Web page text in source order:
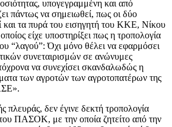
υπογεγραμμένη και από
πάντως να σημειωθεί, πως οι δύο
και τα πυρά του εισηγητή του ΚΚΕ, Νίκου
είχε υποστηρίξει πως η τροπολογία
“λαγού”: Όχι μόνο θέλει να εφαρμόσει
συνεταιρισμών σε ανώνυμες
να συνεχίσει σκανδαλωδώς η
των αγροτών των αγροτοπατέρων της
πλευράς, δεν έγινε δεκτή τροπολογία
ΠΑΣΟΚ, με την οποία ζητείτο από την